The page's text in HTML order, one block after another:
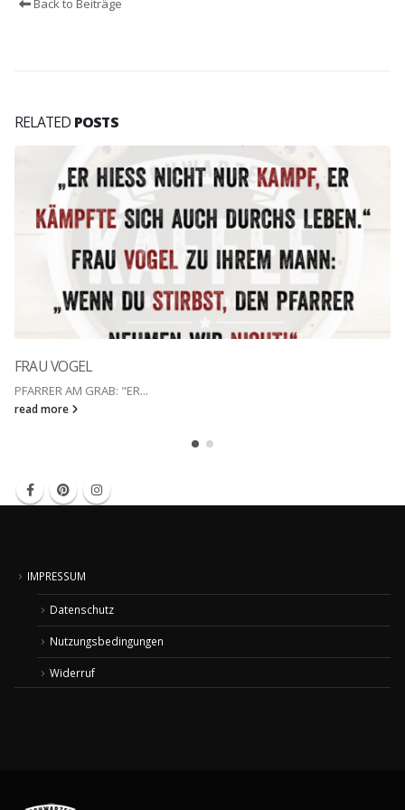
Back to Beiträge
RELATED POSTS
FRAU VOGEL
PFARRER AM GRAB: "ER...
read more
IMPRESSUM
Datenschutz
Nutzungsbedingungen
Widerruf